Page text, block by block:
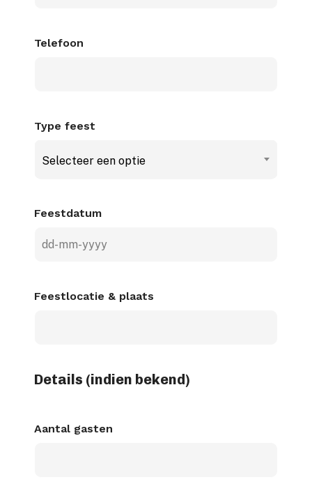
Telefoon
Type feest
Selecteer een optie
Feestdatum
MM
Feestlocatie & plaats
Details (indien bekend)
Aantal gasten